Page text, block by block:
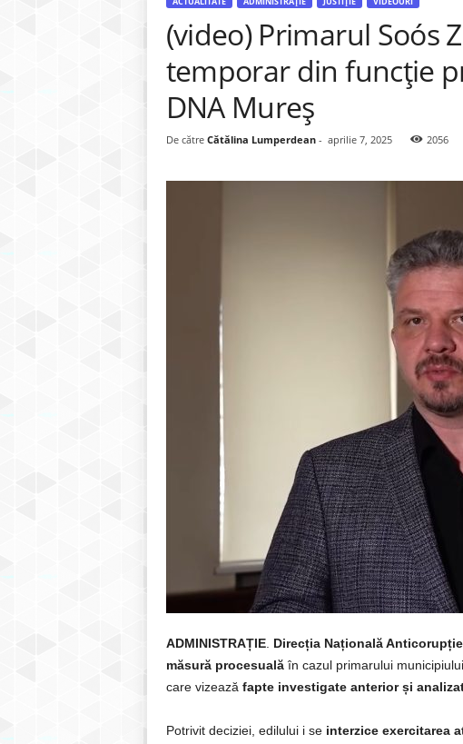
(video) Primarul Soós
temporar din funcție
DNA Mureș
De către Cătălina Lumperdean- aprilie 7, 2025 2056
ADMINISTRAȚIE. Direcția Națională Anticorupție
măsură procesualăîn cazul primarului
care vizează fapte investigate anterior și
Potrivit deciziei, edilului i se interzice exercitarea